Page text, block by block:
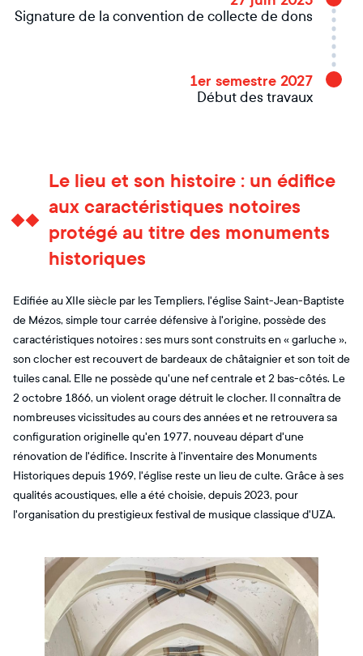
Signature de la convention de collecte de dons
1er semestre 2027
Début des travaux
Le lieu et son histoire : un édifice
aux caractéristiques notoires
protégé au titre des monuments
historiques
Edifiée au XIIe siècle par les Templiers, l'église Saint-Jean-Baptiste
de Mézos, simple tour carrée défensive à l'origine, possède des
caractéristiques notoires : ses murs sont construits en « garluche »,
son clocher est recouvert de bardeaux de châtaignier et son toit de
tuiles canal. Elle ne possède qu'une nef centrale et 2 bas-côtés. Le
2 octobre 1866, un violent orage détruit le clocher. Il connaîtra de
nombreuses vicissitudes au cours des années et ne retrouvera sa
configuration originelle qu'en 1977, nouveau départ d'une
rénovation de l'édifice. Inscrite à l'inventaire des Monuments
Historiques depuis 1969, l'église reste un lieu de culte. Grâce à ses
qualités acoustiques, elle a été choisie, depuis 2023, pour
l'organisation du prestigieux festival de musique classique d'UZA.